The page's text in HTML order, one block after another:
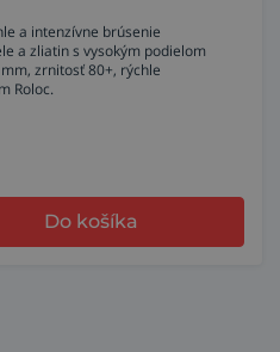
a intenzívne brúsenie
a zliatin s vysokým podielom
zrnitosť 80+, rýchle
Roloc.
Do košíka